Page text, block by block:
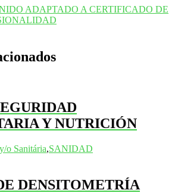
ADAPTADO A CERTIFICADO DE
Y NUTRICIÓN
o Sanitária,SANIDAD
DENSITOMETRÍA